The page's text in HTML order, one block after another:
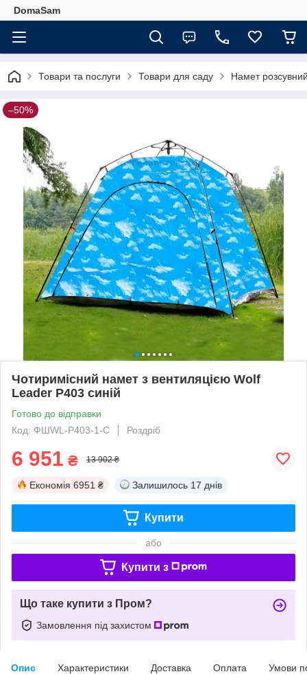
DomaSam
Товари та послуги Товари для саду Намет
–50%
Чотиримісний намет з вентиляцією Wolf
Leader P403 синій
Готово до відправки
Код: ФШWL-P403-1-С
Роздріб
6 951 ₴ 13 902 ₴
Економія 6951 ₴ Залишилось 17 днів
Купити
або
Купити з
Що таке купити з Пром?
Замовлення під захистом
Опис Характеристики Доставка Оплата Умови